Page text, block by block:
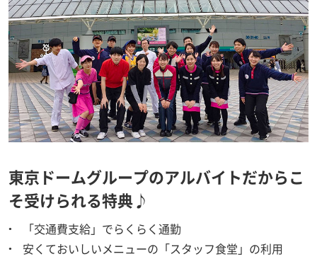
東京ドームグループのアルバイトだからこ
そ受けられる特典♪
「交通費支給」でらくらく通勤
安くておいしいメニューの「スタッフ食堂」の利用